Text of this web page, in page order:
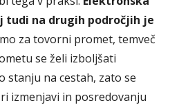
na drugih področjih je
za tovorni promet, temveč
se želi izboljšati
stanju na cestah, zato se
izmenjavi in posredovanju